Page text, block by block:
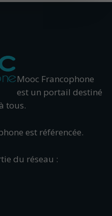
Mooc Francophone
est un portail destiné
tous.
est référencée.
du réseau :